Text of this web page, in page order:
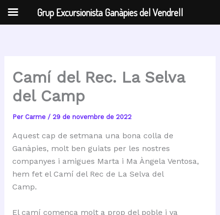
Camí del Rec. La Selva
del Camp
Per Carme / 29 de novembre de 2022
Aquest cap de setmana una bona colla de
Ganàpies, molt ben guiats per les nostres
companyes i amigues Marta i Ma Àngela Ventosa,
hem fet el Camí del Rec de La Selva del
Camp.
El camí comença molt a prop del poble i va
Grup Excursionista Ganàpies del Vendrell